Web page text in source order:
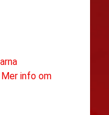
info om